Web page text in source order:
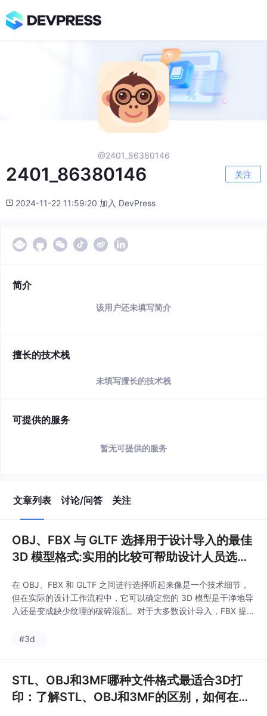
@2401_86380146
2401_86380146 关注
2024-11-22 11:59:20 加入 DevPress
简介
该用户还未填写简介
擅长的技术栈
未填写擅长的技术栈
可提供的服务
暂无可提供的服务
文章列表 讨论/问答 关注
OBJ、FBX 与 GLTF 选择用于设计导入的最佳
3D 模型格式:实用的比较可帮助设计人员选择
性能不变。
在 OBJ、FBX 和 GLTF 之间进行选择听起来像是一个技术细节，
但在实际的设计工作流程中，它可以确定您的 3D 模型是干净地导
入还是变成缺少纹理的破碎混乱。对于大多数设计导入，FBX 提供
件。一种模型可能提供同一对象的 OBJ、FBX 和 GLTF 版本，但
#3d
STL、OBJ和3MF哪种文件格式最适合3D打
印：了解STL、OBJ和3MF的区别，如何在线